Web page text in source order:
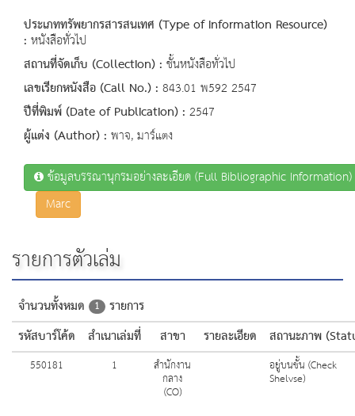
ประเภททรัพยากรสารสนเทศ (Type of Information Resource)
: หนังสือทั่วไป
สถานที่จัดเก็บ (Collection) : ชั้นหนังสือทั่วไป
เลขเรียกหนังสือ (Call No.) : 843.01 พ592 2547
ปีที่พิมพ์ (Date of Publication) : 2547
ผู้แต่ง (Author) : พาจ, มาร์แตง
ข้อมูลบรรณานุกรมอย่างละเอียด (Full Bibliographic Information)
Marc
รายการตัวเล่ม
จำนวนทั้งหมด 1 รายการ
รหัสบาร์โค้ด
สำเนาเล่มที่ สาขา รายละเอียด สถานะภาพ
550181 1 สำนักงาน
กลาง
(CO)
อยู่บนชั้น (Check
Shelvse)